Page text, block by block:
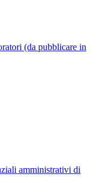
(da pubblicare in
amministrativi di